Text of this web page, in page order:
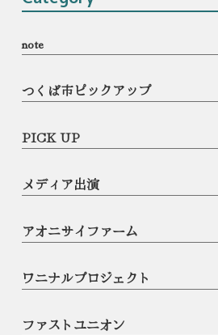
note
つくば市ピックアップ
PICK UP
メディア出演
アオニサイファーム
ワニナルプロジェクト
ファストユニオン